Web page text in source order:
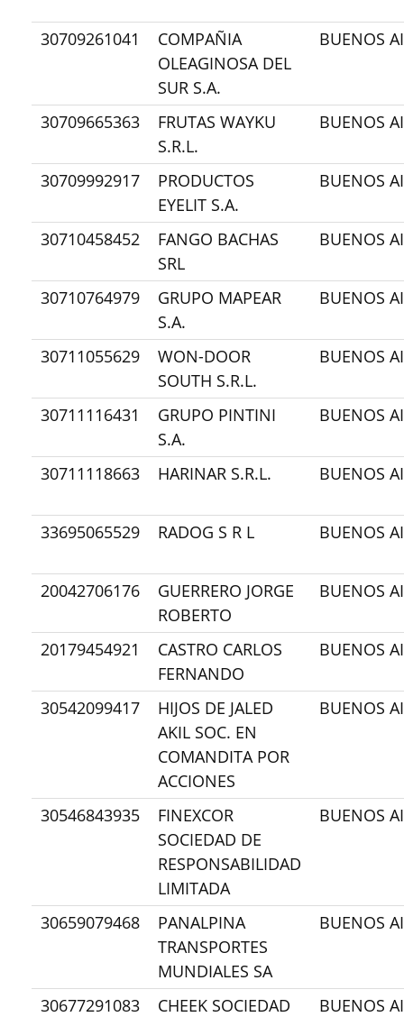
30709261041
COMPAÑIA
OLEAGINOSA DEL
SUR S.A.
BUENOS
30709665363
FRUTAS WAYKU
S.R.L.
BUENOS
30709992917
PRODUCTOS
EYELIT S.A.
BUENOS
30710458452
FANGO BACHAS
SRL
BUENOS
30710764979
GRUPO MAPEAR
S.A.
BUENOS
30711055629
WON-DOOR
SOUTH S.R.L.
BUENOS
30711116431
GRUPO PINTINI
S.A.
BUENOS
30711118663 HARINAR S.R.L. BUENOS
33695065529 RADOG S R L BUENOS
20042706176
GUERRERO JORGE
ROBERTO
BUENOS
20179454921
CASTRO CARLOS
FERNANDO
BUENOS
30542099417
HIJOS DE JALED
AKIL SOC. EN
COMANDITA POR
ACCIONES
BUENOS
30546843935
FINEXCOR
SOCIEDAD DE
RESPONSABILIDAD
LIMITADA
BUENOS
30659079468
PANALPINA
TRANSPORTES
MUNDIALES SA
BUENOS
30677291083
CHEEK SOCIEDAD
BUENOS